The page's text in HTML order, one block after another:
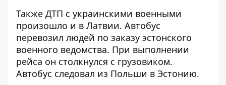
Также ДТП с украинскими военными
произошло и в Латвии. Автобус
перевозил людей по заказу эстонского
военного ведомства. При выполнении
рейса он столкнулся с грузовиком.
Автобус следовал из Польши в Эстонию.